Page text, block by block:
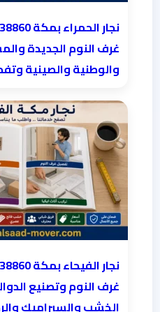
غرف النوم الجديدة
والوطنية والصينية
غرف النوم وتصنيع
الخشب والسيراميك